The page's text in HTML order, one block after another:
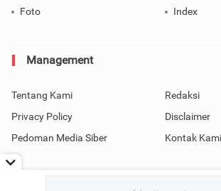
Foto
Index
Management
Tentang Kami
Redaksi
Privacy Policy
Disclaimer
Pedoman Media Siber
Kontak Kami
Copyright © 2026 SindoMakassar All Rights